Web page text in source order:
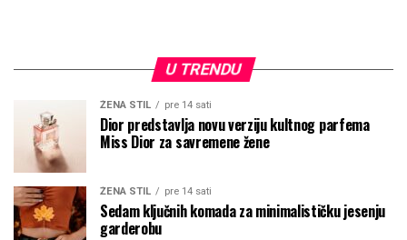
U TRENDU
ŽENA STIL pre 14 sati
Dior predstavlja novu verziju kultnog parfema
Miss Dior za savremene žene
ŽENA STIL pre 14 sati
Sedam ključnih komada za minimalističku jesenju
garderobu